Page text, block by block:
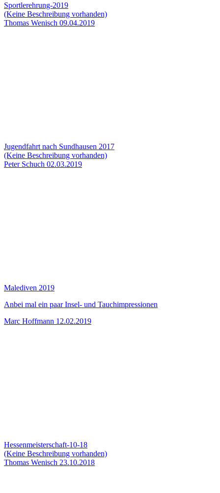
Sportlerehrung-2019
(Keine Beschreibung vorhanden)
Thomas Wenisch 09.04.2019
Jugendfahrt nach Sundhausen 2017
(Keine Beschreibung vorhanden)
Peter Schuch 02.03.2019
Malediven 2019
Anbei mal ein paar Insel- und Tauchimpressionen
Marc Hoffmann 12.02.2019
Hessenmeisterschaft-10-18
(Keine Beschreibung vorhanden)
Thomas Wenisch 23.10.2018